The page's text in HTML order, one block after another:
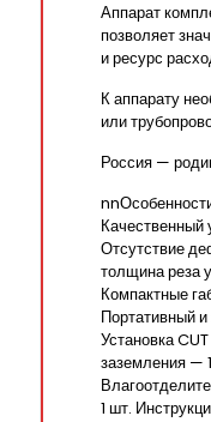
Аппарат
позволяет
и ресурс
К аппарату
или
Россия —
Качественный
Отсутствие
толщина реза
Компактные
Портативный
Установка
заземления —
1 шт.